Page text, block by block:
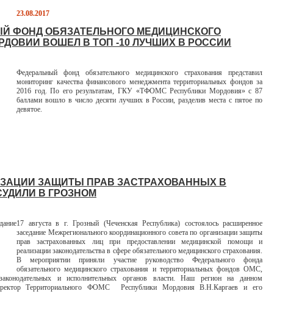
23.08.2017
ФОНД ОБЯЗАТЕЛЬНОГО МЕДИЦИНСКОГО
ВОШЕЛ В ТОП -10 ЛУЧШИХ В РОССИИ
Федеральный фонд обязательного медицинского страхования представил
мониторинг качества финансового менеджмента территориальных фондов за
2016 год. По его результатам, ГКУ «ТФОМС Республики Мордовия» с 87
баллами вошло в число десяти лучших в России, разделив места с пятое по
девятое.
ЗАЩИТЫ ПРАВ ЗАСТРАХОВАННЫХ В
В ГРОЗНОМ
17 августа в г. Грозный (Чеченская Республика) состоялось расширенное
заседание Межрегионального координационного совета по организации защиты
прав застрахованных лиц при предоставлении медицинской помощи и
реализации законодательства в сфере обязательного медицинского страхования.
В мероприятии приняли участие руководство Федерального фонда
обязательного медицинского страхования и территориальных фондов ОМС,
законодательных и исполнительных органов власти. Наш регион на данном
Территориального ФОМС Республики Мордовия В.Н.Каргаев и его